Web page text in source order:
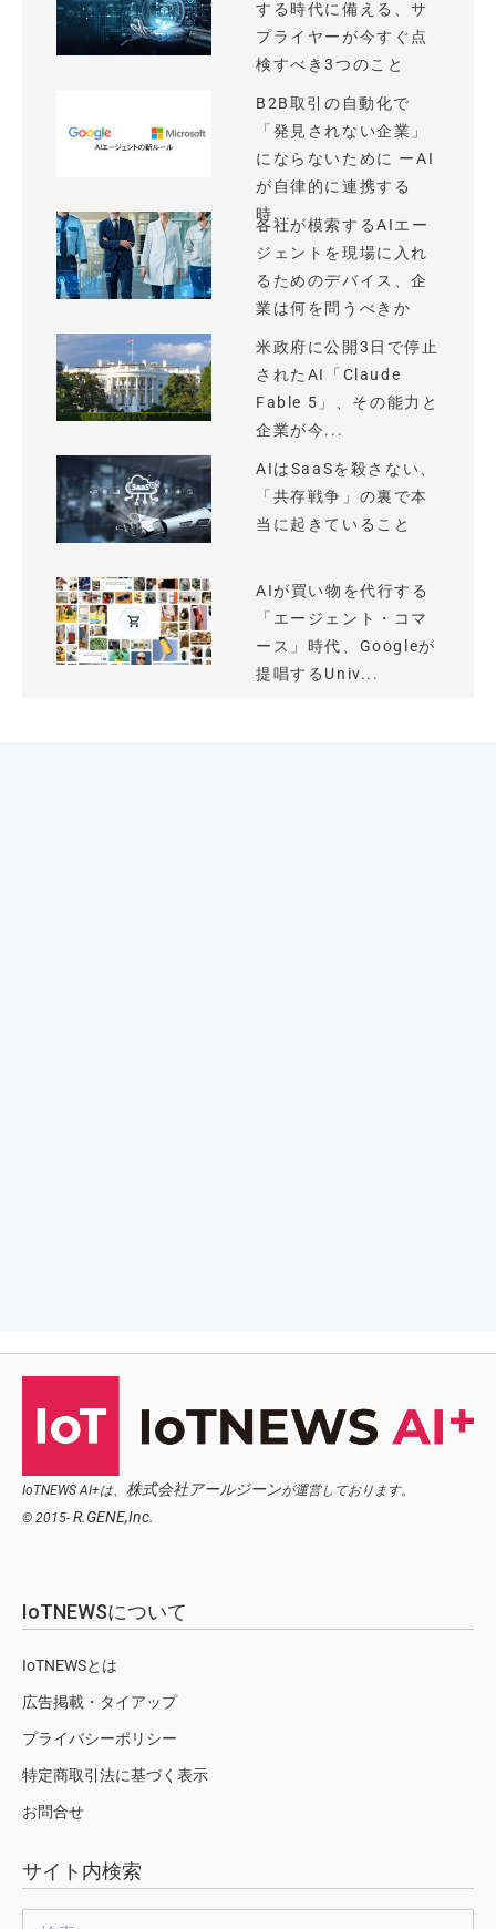
する時代に備える、サ
プライヤーが今すぐ点
検すべき3つのこと
B2B取引の自動化で
「発見されない企業」
にならないために ーAI
が自律的に連携する
時...
各社が模索するAIエー
ジェントを現場に入れ
るためのデバイス、企
業は何を問うべきか
米政府に公開3日で停止
されたAI「Claude
Fable 5」、その能力と
企業が今...
AIはSaaSを殺さない、
「共存戦争」の裏で本
当に起きていること
AIが買い物を代行する
「エージェント・コマ
ース」時代、Googleが
提唱するUniv...
IoTNEWS AI+は、 株式会社アールジーンが運営しております。
© 2015- R.GENE,Inc.
IoTNEWSについて
IoTNEWSとは
広告掲載・タイアップ
プライバシーポリシー
特定商取引法に基づく表示
お問合せ
サイト内検索